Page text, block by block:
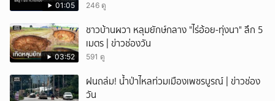
01:05 246 ดู
03:52
ชาวบ้านผวา หลุมยักษ์กลาง "ไร่อ้อย-ทุ่งนา" ลึก 5
เมตร | ข่าวช่องวัน
591 ดู
ฝนถล่ม! น้ำป่าไหลท่วมเมืองเพชรบูรณ์ | ข่าวช่อง
วัน